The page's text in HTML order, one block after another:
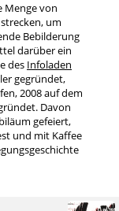
Menge von
um
Bebilderung
darüber ein
des Infoladen
gegründet,
2008 auf dem
Davon
gefeiert,
und mit Kaffee